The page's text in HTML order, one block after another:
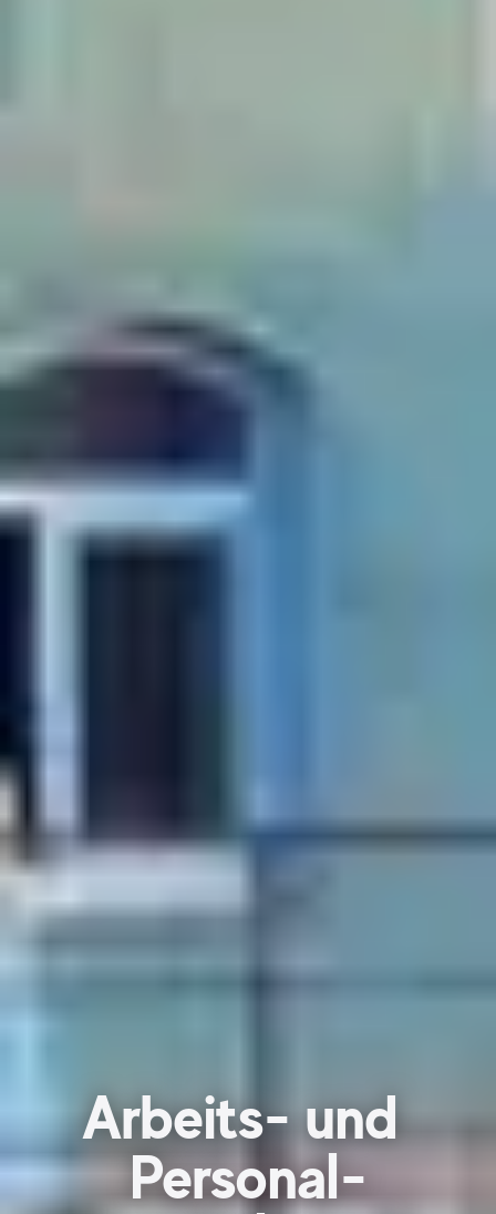
Arbeits- und
Personal-